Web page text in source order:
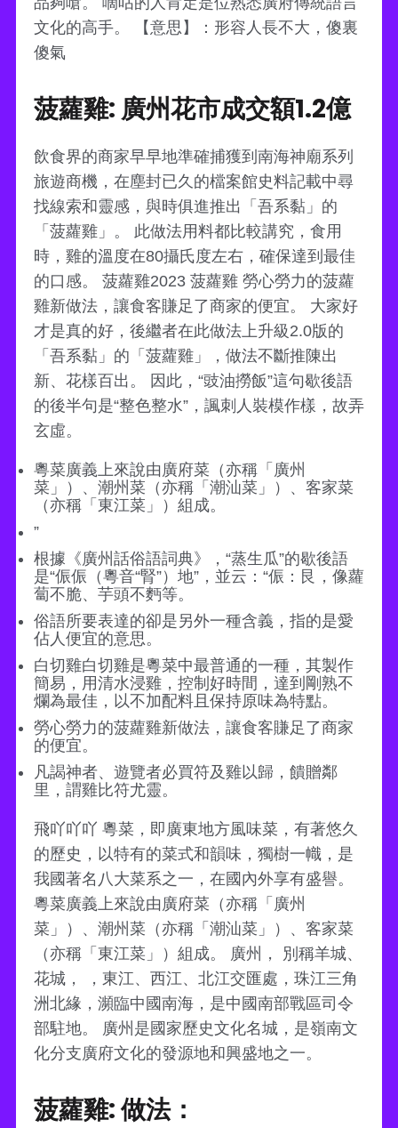
文化的高手。 【意思】：形容人長不大，傻裏
傻氣
菠蘿雞: 廣州花市成交額1.2億
飲食界的商家早早地準確捕獲到南海神廟系列
旅遊商機，在塵封已久的檔案館史料記載中尋
找線索和靈感，與時俱進推出「吾系黏」的
「菠蘿雞」。 此做法用料都比較講究，食用
時，雞的溫度在80攝氏度左右，確保達到最佳
的口感。 菠蘿雞2023 菠蘿雞 勞心勞力的菠蘿
雞新做法，讓食客賺足了商家的便宜。 大家好
才是真的好，後繼者在此做法上升級2.0版的
「吾系黏」的「菠蘿雞」，做法不斷推陳出
新、花樣百出。 因此，“豉油撈飯”這句歇後語
的後半句是“整色整水”，諷刺人裝模作樣，故弄
玄虛。
粵菜廣義上來說由廣府菜（亦稱「廣州
菜」）、潮州菜（亦稱「潮汕菜」）、客家菜
（亦稱「東江菜」）組成。
”
根據《廣州話俗語詞典》，“蒸生瓜”的歇後語
是“侲侲（粵音“腎”）地”，並云：“侲：艮，像蘿
蔔不脆、芋頭不麪等。
俗語所要表達的卻是另外一種含義，指的是愛
佔人便宜的意思。
白切雞白切雞是粵菜中最普通的一種，其製作
簡易，用清水浸雞，控制好時間，達到剛熟不
爛為最佳，以不加配料且保持原味為特點。
勞心勞力的菠蘿雞新做法，讓食客賺足了商家
的便宜。
凡謁神者、遊覽者必買符及雞以歸，饋贈鄰
里，謂雞比符尤靈。
飛吖吖吖 粵菜，即廣東地方風味菜，有著悠久
的歷史，以特有的菜式和韻味，獨樹一幟，是
我國著名八大菜系之一，在國內外享有盛譽。
粵菜廣義上來說由廣府菜（亦稱「廣州
菜」）、潮州菜（亦稱「潮汕菜」）、客家菜
（亦稱「東江菜」）組成。 廣州， 別稱羊城、
花城， ，東江、西江、北江交匯處，珠江三角
洲北緣，瀕臨中國南海，是中國南部戰區司令
部駐地。 廣州是國家歷史文化名城，是嶺南文
化分支廣府文化的發源地和興盛地之一。
菠蘿雞: 做法：